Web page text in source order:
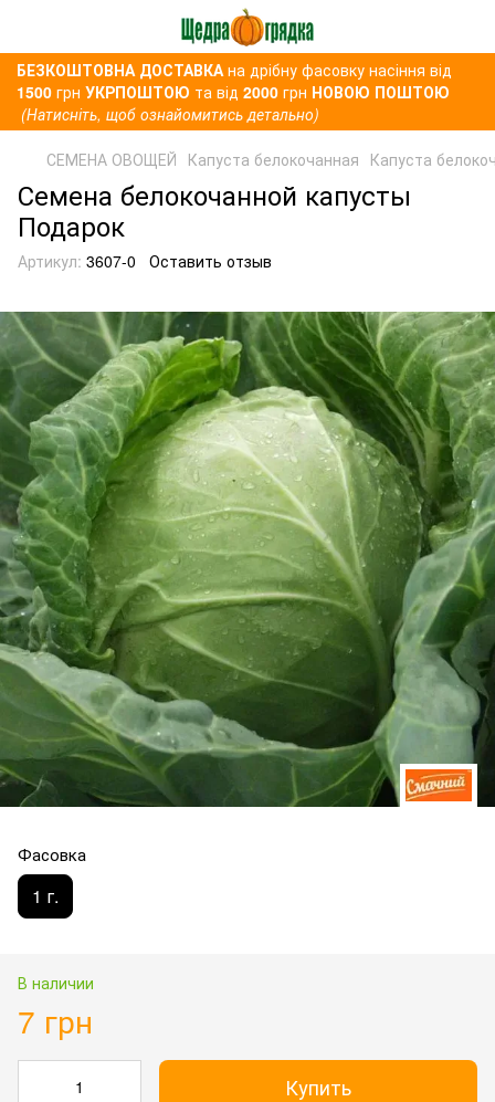
БЕЗКОШТОВНА ДОСТАВКАна дрібну фасовку насіння від
1500 грн УКРПОШТОЮ та від 2000 грн НОВОЮ ПОШТОЮ
(Натисніть, щоб ознайомитись детально)
СЕМЕНА ОВОЩЕЙ Капуста белокочанная Капуста
Семена белокочанной капусты
Подарок
Артикул: 3607-0 Оставить отзыв
Фасовка
1 г.
В наличии
7 грн
Купить